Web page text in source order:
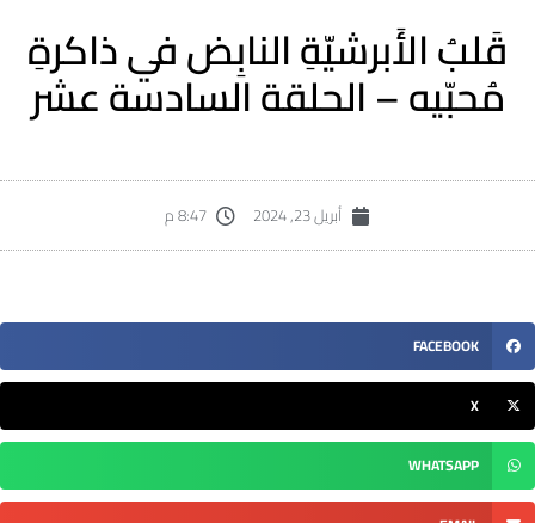
قَلبُ الأَبرشيّةِ النابِض في ذاكرةِ
مُحبّيه – الحلقة السادسة عشر
أبريل 23, 2024 8:47 م
FACEBOOK
WHATSAPP